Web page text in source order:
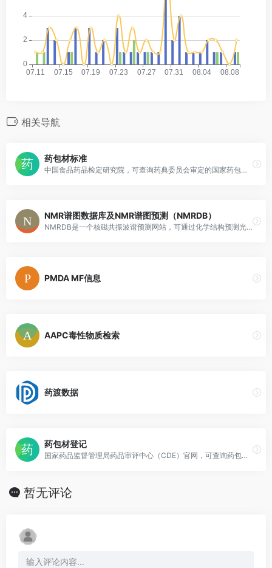
相关导航
药包材标准
中国食品药品检定研究院，可查询药典委员会审定的国家药包材标准。
NMR谱图数据库及NMR谱图预测（NMRDB）
NMRDB是一个核磁共振波谱预测网站，可通过化学结构预测光谱。
PMDA MF信息
AAPC毒性物质检索
药渡数据
药包材登记
国家药品监督管理局药品审评中心（CDE）官网，可查询药包材批准备案的情况。
暂无评论